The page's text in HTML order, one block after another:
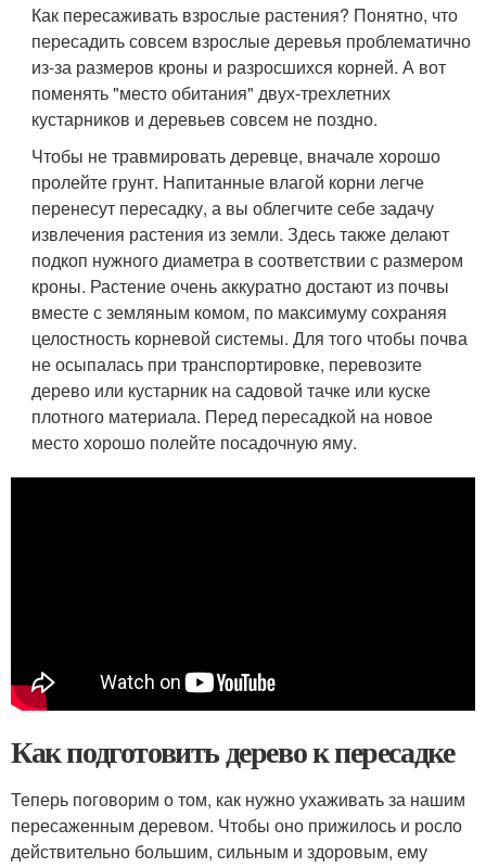
Как пересаживать взрослые растения? Понятно, что
пересадить совсем взрослые деревья проблематично
из-за размеров кроны и разросшихся корней. А вот
поменять "место обитания" двух-трехлетних
кустарников и деревьев совсем не поздно.
Чтобы не травмировать деревце, вначале хорошо
пролейте грунт. Напитанные влагой корни легче
перенесут пересадку, а вы облегчите себе задачу
извлечения растения из земли. Здесь также делают
подкоп нужного диаметра в соответствии с размером
кроны. Растение очень аккуратно достают из почвы
вместе с земляным комом, по максимуму сохраняя
целостность корневой системы. Для того чтобы почва
не осыпалась при транспортировке, перевозите
дерево или кустарник на садовой тачке или куске
плотного материала. Перед пересадкой на новое
место хорошо полейте посадочную яму.
Как подготовить дерево к пересадке
Теперь поговорим о том, как нужно ухаживать за нашим
пересаженным деревом. Чтобы оно прижилось и росло
действительно большим, сильным и здоровым, ему